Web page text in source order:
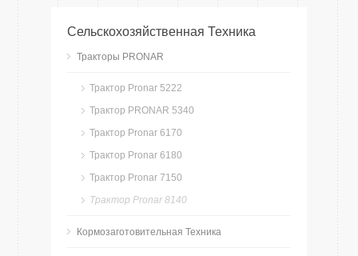
Сельскохозяйственная Техника
Тракторы PRONAR
Трактор Pronar 5222
Трактор PRONAR 5340
Трактор Pronar 6170
Трактор Pronar 6180
Трактор Pronar 7150
Трактор Pronar 8140
Кормозаготовительная Техника